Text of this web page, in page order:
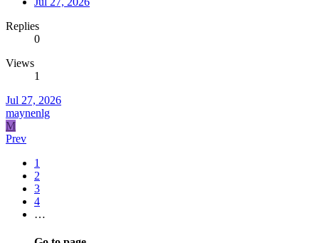
Replies
0
Views
1
Jul 27, 2026
maynenlg
M
Prev
1
2
3
4
…